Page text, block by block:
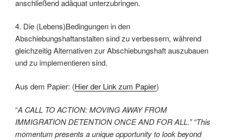
anschließend adäquat unterzubringen.
4. Die (Lebens)Bedingungen in den
Abschiebungshaftanstalten sind zu verbessern, während
gleichzeitig Alternativen zur Abschiebungshaft auszubauen
und zu implementieren sind.
Aus dem Papier: (Hier der Link zum Papier)
“A CALL TO ACTION: MOVING AWAY FROM
IMMIGRATION DETENTION ONCE AND FOR ALL.” “This
momentum presents a unique opportunity to look beyond